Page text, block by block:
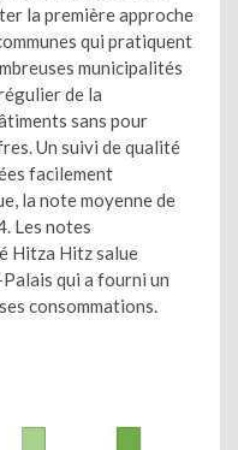
la première approche
qui pratiquent
municipalités
de la
sans pour
Un suivi de qualité
facilement
la note moyenne de
Les notes
Hitza Hitz salue
qui a fourni un
consommations.